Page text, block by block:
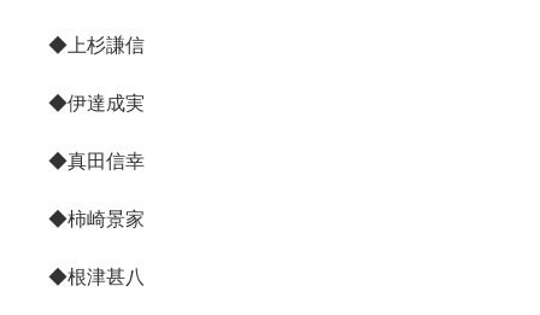
◆上杉謙信
◆伊達成実
◆真田信幸
◆柿崎景家
◆根津甚八